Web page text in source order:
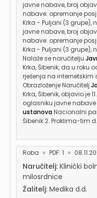
javne nabave, broj
nabave: opremanje
Krka - Puljani (3 grupe),
javne nabave, broj
nabave: opremanje
Krka - Puljani (3 grupe),
Nalaže se naručitelju
Krka, Šibenik, da u
rješenja na internetskim
Obrazloženje Naručitelj
Krka, Šibenik, objavio je
oglasniku javne nabave
ustanovaNacionalni
Šibenik.2. Proklima-tim
Roba PDF: 1
Naručitelj: Klinički
milosrdnice
Žalitelj: Medika d.d.